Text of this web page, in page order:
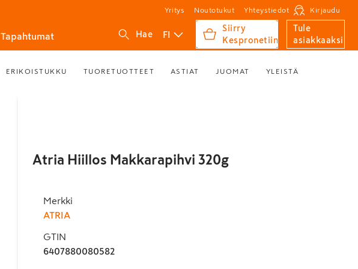
Yritys Noutotukut Yhteystiedot Kirjaudu
Tapahtumat Hae FI
Siirry
Kespronetiin
Tule
asiakkaaksi
ERIKOISTUKKU TUORETUOTTEET ASTIAT JUOMAT YLEISTÄ
Atria Hiillos Makkarapihvi 320g
Merkki
ATRIA
GTIN
6407880080582